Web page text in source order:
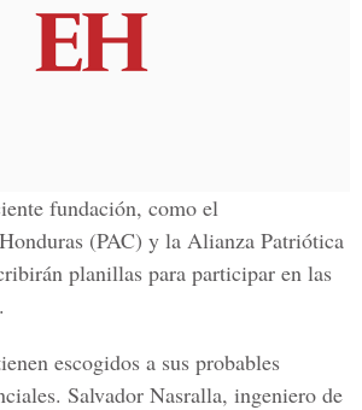
fundación, como el
(PAC) y la Alianza Patriótica
planillas para participar en las
escogidos a sus probables
Salvador Nasralla, ingeniero de